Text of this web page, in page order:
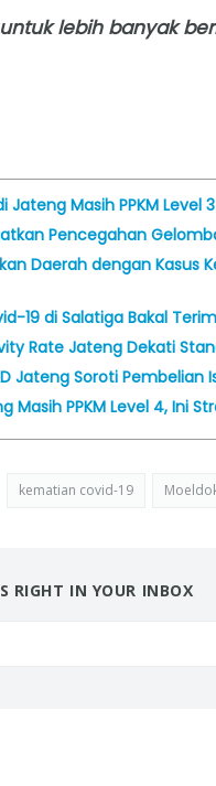
lebih banyak
Jateng Masih PPKM Level 3
Pencegahan
Daerah dengan Kasus
19 di Salatiga Bakal
Rate Jateng Dekati
Jateng Soroti Pembelian
Masih PPKM Level 4, Ini
kematian covid-19
RIGHT IN YOUR INBOX